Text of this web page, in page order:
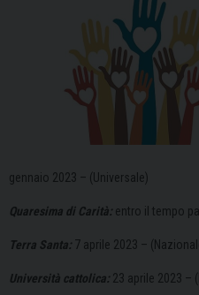
gennaio 2023 – (Universale)
Quaresima di Carità: entro il tempo
Terra Santa: 7 aprile 2023 –
Università cattolica: 23 aprile 2023 –